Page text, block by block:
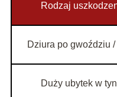
Rodzaj
Dziura po gwoździu /
Duży ubytek w